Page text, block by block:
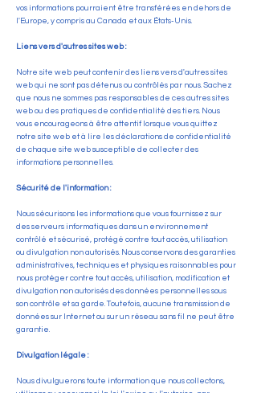
vos informations pourraient être transférées en dehors de
l'Europe, y compris au Canada et aux États-Unis.
Liens vers d'autres sites web :
Notre site web peut contenir des liens vers d'autres sites
web qui ne sont pas détenus ou contrôlés par nous. Sachez
que nous ne sommes pas responsables de ces autres sites
web ou des pratiques de confidentialité des tiers. Nous
vous encourageons à être attentif lorsque vous quittez
notre site web et à lire les déclarations de confidentialité
de chaque site web susceptible de collecter des
informations personnelles.
Sécurité de l'information :
Nous sécurisons les informations que vous fournissez sur
des serveurs informatiques dans un environnement
contrôlé et sécurisé, protégé contre tout accès, utilisation
ou divulgation non autorisés. Nous conservons des garanties
administratives, techniques et physiques raisonnables pour
nous protéger contre tout accès, utilisation, modification et
divulgation non autorisés des données personnelles sous
son contrôle et sa garde. Toutefois, aucune transmission de
données sur Internet ou sur un réseau sans fil ne peut être
garantie.
Divulgation légale :
Nous divulguerons toute information que nous collectons,